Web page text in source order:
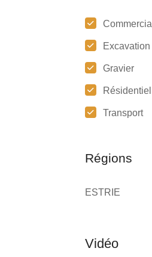
Commercial
Excavation
Gravier
Résidentiel
Transport
Régions
ESTRIE